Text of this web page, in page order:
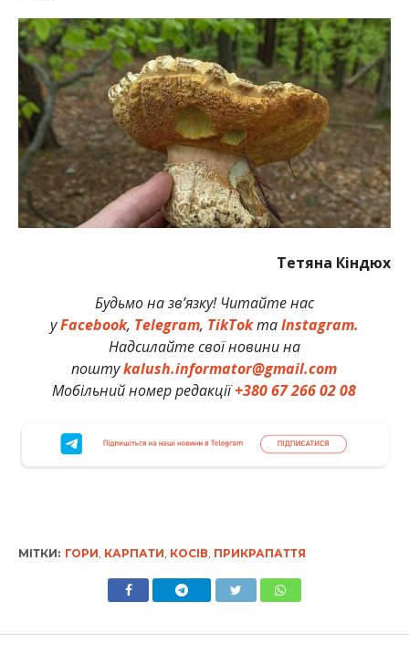
Тетяна Кіндюх
Будьмо на зв’язку! Читайте нас
уFacebook, Telegram, TikTokтаInstagram.
Надсилайте свої новини на
поштуkalush.informator@gmail.com
Мобільний номер редакції+380 67 266 02 08
МІТКИ: ГОРИ, КАРПАТИ, КОСІВ, ПРИКРАПАТТЯ